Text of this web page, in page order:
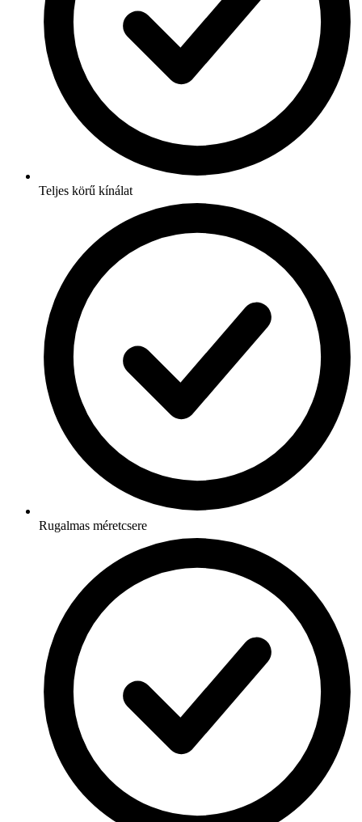
Teljes körű kínálat
Rugalmas méretcsere